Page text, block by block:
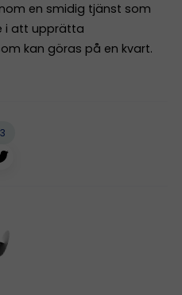
en smidig tjänst som
i att upprätta
kan göras på en kvart.